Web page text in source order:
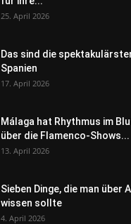
25. April 2026
Das sind die
Spanien
17. April 2026
Málaga hat Rhythmus im
über die Flamenco-Shows...
13. April 2026
Sieben Dinge, die man über
wissen sollte
4. April 2026